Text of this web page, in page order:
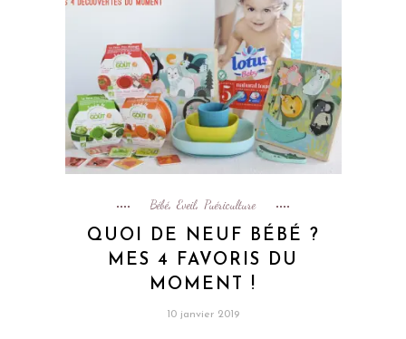
Bébé, Eveil, Puériculture
QUOI DE NEUF BÉBÉ ?
MES 4 FAVORIS DU
MOMENT !
10 janvier 2019